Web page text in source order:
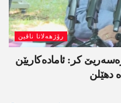
رۆژھەلاتا ناڤین
کر: ئامادەکاریێن
دھێلن